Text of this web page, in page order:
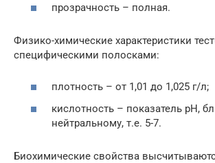
прозрачность – полная.
Физико-химические характеристики
специфическими полосками:
плотность – от 1,01 до 1,025 г/л;
кислотность – показатель pH,
нейтральному, т.е. 5-7.
Биохимические свойства